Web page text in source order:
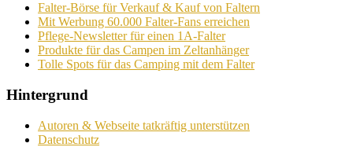
Falter-Börse für Verkauf & Kauf von Faltern
Mit Werbung 60.000 Falter-Fans erreichen
Pflege-Newsletter für einen 1A-Falter
Produkte für das Campen im Zeltanhänger
Tolle Spots für das Camping mit dem Falter
Hintergrund
Autoren & Webseite tatkräftig unterstützen
Datenschutz